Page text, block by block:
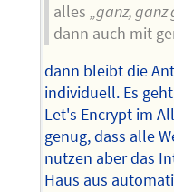
alles„ganz, ganz
dann auch mit
dann bleibt die
individuell. Es
Let's Encrypt im
genug, dass alle
nutzen aber das
Haus aus